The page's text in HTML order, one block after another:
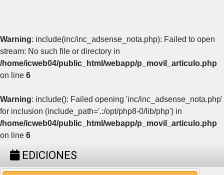
Warning: include(inc/inc_adsense_nota.php): Failed to open
stream: No such file or directory in
/home/icweb04/public_html/webapp/p_movil_articulo.php
on line 6
Warning: include(): Failed opening 'inc/inc_adsense_nota.php'
for inclusion (include_path='.:/opt/php8-0/lib/php') in
/home/icweb04/public_html/webapp/p_movil_articulo.php
on line 6
EDICIONES